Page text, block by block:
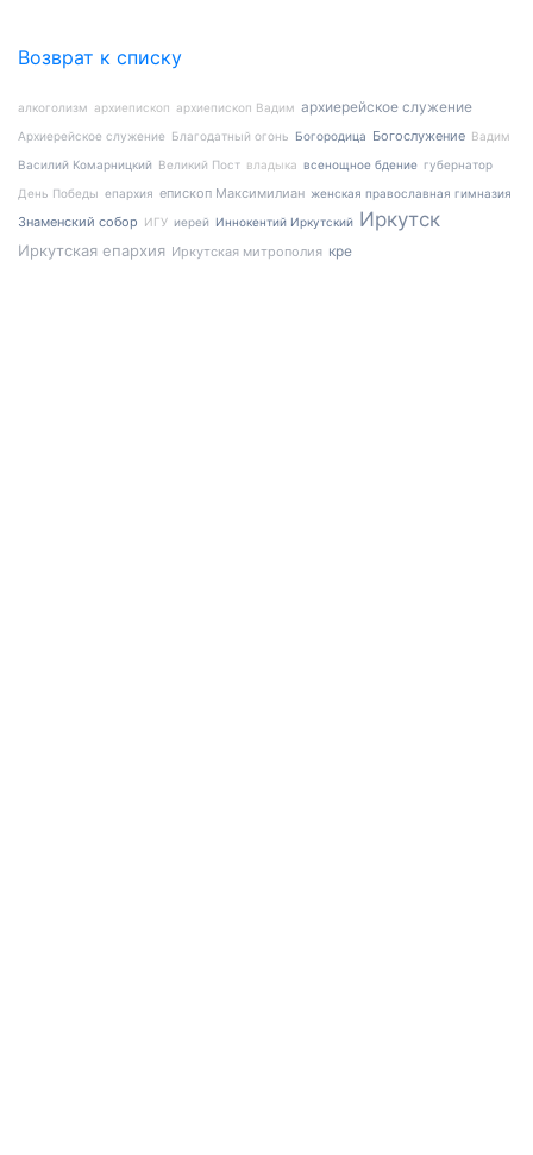
Возврат к списку
алкоголизм архиепископ архиепископ Вадим архиерейское служение
Архиерейское служение Благодатный огонь Богородица Богослужение Вадим
Василий Комарницкий Великий Пост владыка всенощное бдение губернатор
День Победы епархия епископ Максимилиан женская православная гимназия
Знаменский собор ИГУ иерей Иннокентий Иркутский Иркутск
Иркутская епархия Иркутская митрополия кре